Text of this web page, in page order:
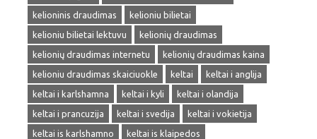
kelioninis draudimas
kelioniu bilietai
kelioniu bilietai lektuvu
kelionių draudimas
kelionių draudimas internetu
kelionių draudimas kaina
kelioniu draudimas skaiciuokle
keltai
keltai i anglija
keltai i karlshamna
keltai i kyli
keltai i olandija
keltai i prancuzija
keltai i svedija
keltai i vokietija
keltai is karlshamno
keltai is klaipedos